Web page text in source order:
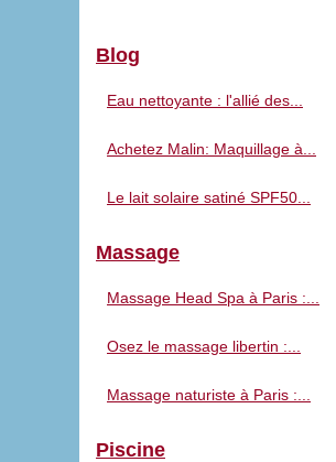
Blog
Eau nettoyante : l'allié des...
Achetez Malin: Maquillage à...
Le lait solaire satiné SPF50...
Massage
Massage Head Spa à Paris :...
Osez le massage libertin :...
Massage naturiste à Paris :...
Piscine